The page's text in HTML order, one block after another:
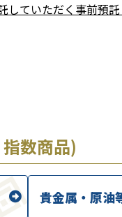
ていただく事前預
数商品)
貴金属・原油